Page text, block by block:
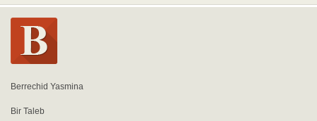
Berrechid Yasmina
Bir Taleb